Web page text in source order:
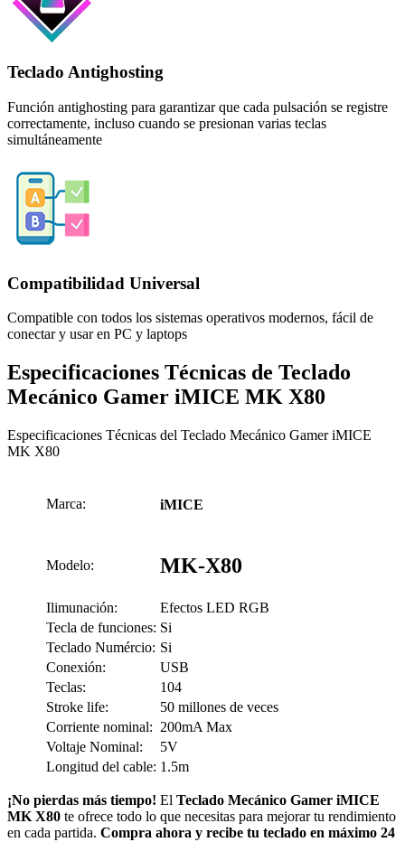
Teclado Antighosting
Función antighosting para garantizar que cada pulsación se registre
correctamente, incluso cuando se presionan varias teclas
simultáneamente
Compatibilidad Universal
Compatible con todos los sistemas operativos modernos, fácil de
conectar y usar en PC y laptops
Especificaciones Técnicas de Teclado
Mecánico Gamer iMICE MK X80
Especificaciones Técnicas del Teclado Mecánico Gamer iMICE
MK X80
Marca: iMICE
Modelo: MK-X80
Ilimunación:
Efectos LED RGB
Tecla de funciones: Si
Teclado Numércio: Si
Conexión:
USB
Teclas:
104
Stroke life:
50 millones de veces
Corriente nominal: 200mA Max
Voltaje Nominal:
5V
Longitud del cable: 1.5m
¡No pierdas más tiempo! El Teclado Mecánico Gamer iMICE
MK X80 te ofrece todo lo que necesitas para mejorar tu rendimiento
en cada partida. Compra ahora y recibe tu teclado en máximo 24